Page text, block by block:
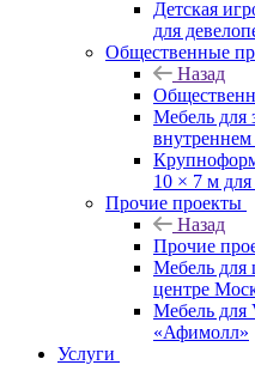
Детская
для
Общественные
Назад
Мебель для
10 × 7 м для
Прочие проекты
Назад
Прочие
Мебель для
центре
Мебель
«Афимолл»
Услуги